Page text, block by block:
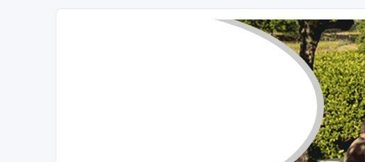
Stylevan - Vans aménagés